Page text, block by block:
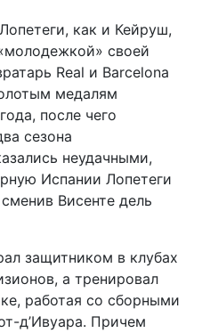
как и Кейруш,
своей
Real и Barcelona
медалям
после чего
сезона
неудачными,
Испании Лопетеги
Висенте дель
защитником в клубах
а тренировал
работая со сборными
д’Ивуара. Причем